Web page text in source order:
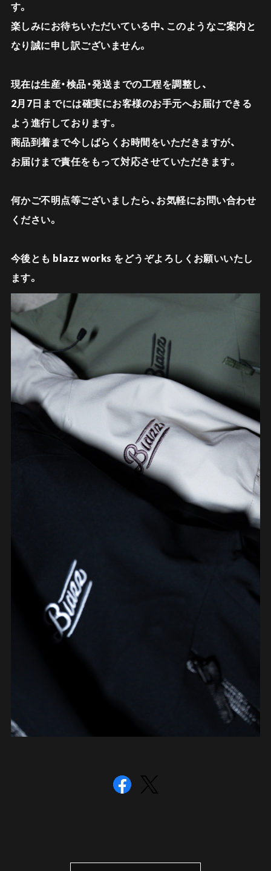
す。
楽しみにお待ちいただいている中、このようなご案内と
なり誠に申し訳ございません。
現在は生産・検品・発送までの工程を調整し、
2月7日までには確実にお客様のお手元へお届けできる
よう進行しております。
商品到着まで今しばらくお時間をいただきますが、
お届けまで責任をもって対応させていただきます。
何かご不明点等ございましたら、お気軽にお問い合わせ
ください。
今後とも blazz works をどうぞよろしくお願いいたし
ます。